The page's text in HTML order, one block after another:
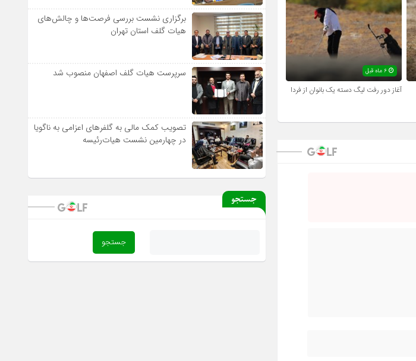
۶ ماه قبل
آغاز دور رفت لیگ دسته یک بانوان از فردا
برگزاری نشست بررسی فرصت‌ها و چالش‌های
هیات گلف استان تهران
سرپرست هیات گلف اصفهان منصوب شد
تصویب کمک مالی به گلفرهای اعزامی به ناگویا
در چهارمین نشست هیات‌رئیسه
جستجو